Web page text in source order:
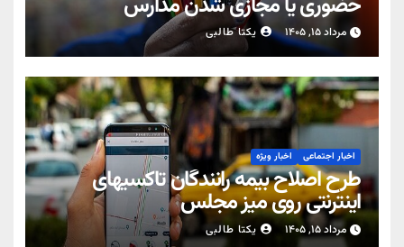
مرداد ۱۵, ۱۴۰۵ یکتا طالبی
اخبار اجتماعی اخبار ویژه
طرح اصلاح بیمه رانندگان تاکسیهای
اینترنتی روی میز مجلس
مرداد ۱۵, ۱۴۰۵ یکتا طالبی